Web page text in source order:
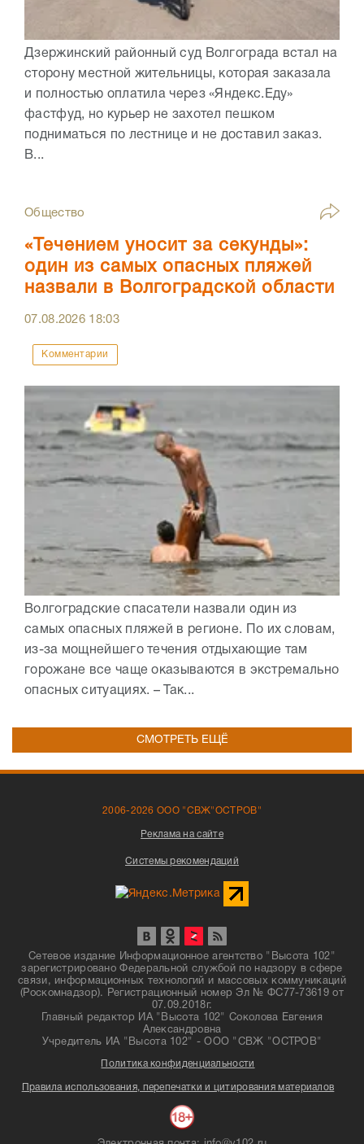
Дзержинский районный суд Волгограда встал на
сторону местной жительницы, которая заказала
и полностью оплатила через «Яндекс.Еду»
фастфуд, но курьер не захотел пешком
подниматься по лестнице и не доставил заказ.
В...
Общество
«Течением уносит за секунды»:
один из самых опасных пляжей
назвали в Волгоградской области
07.08.2026 18:03
Комментарии
Волгоградские спасатели назвали один из
самых опасных пляжей в регионе. По их словам,
из-за мощнейшего течения отдыхающие там
горожане все чаще оказываются в экстремально
опасных ситуациях. – Так...
СМОТРЕТЬ ЕЩЁ
2006-2026 ООО "СВЖ"ОСТРОВ"
Реклама на сайте
Системы рекомендаций
Сетевое издание Информационное агентство "Высота 102"
зарегистрировано Федеральной службой по надзору в сфере
связи, информационных технологий и массовых коммуникаций
(Роскомнадзор). Регистрационный номер Эл № ФС77-73619 от
07.09.2018г.
Главный редактор ИА "Высота 102" Соколова Евгения
Александровна
Учредитель ИА "Высота 102" - ООО "СВЖ "ОСТРОВ"
Политика конфиденциальности
Правила использования, перепечатки и цитирования материалов